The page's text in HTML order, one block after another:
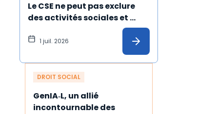
Le CSE ne peut pas exclure
des activités sociales et
absents depuis un certain
1 juil. 2026
DROIT SOCIAL
GenIA‑L, un allié
incontournable des